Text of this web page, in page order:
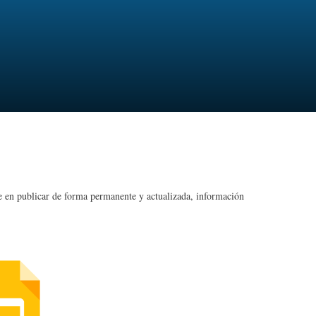
publicar de forma permanente y actualizada, información